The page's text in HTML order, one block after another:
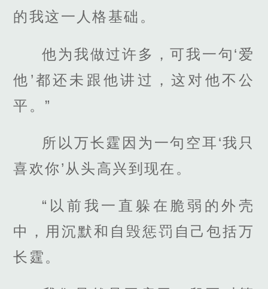
的我这一人格基础。
他为我做过许多，可我一句‘爱
他’都还未跟他讲过，这对他不公
平。”
所以万长霆因为一句空耳‘我只
喜欢你’从头高兴到现在。
“以前我一直躲在脆弱的外壳
中，用沉默和自毁惩罚自己包括万
长霆。